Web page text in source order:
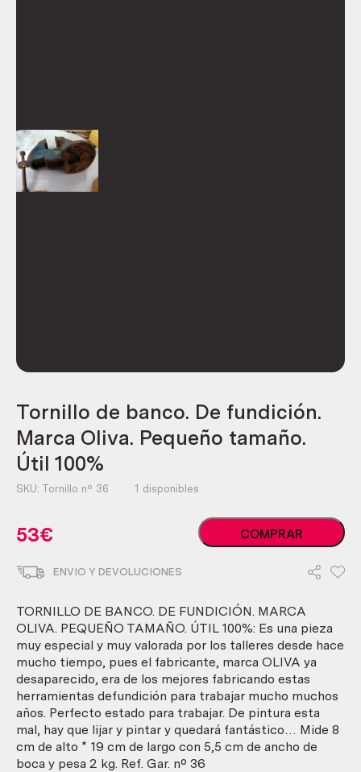
Tornillo de banco. De fundición.
Marca Oliva. Pequeño tamaño.
Útil 100%
SKU: Tornillo nº 36 1 disponibles
53€
Tornillo
de
Marca
Oliva.
Pequeño
tamaño.
Útil
100%
cantidad
COMPRAR
ENVIO Y DEVOLUCIONES
TORNILLO DE BANCO. DE FUNDICIÓN. MARCA
OLIVA. PEQUEÑO TAMAÑO. ÚTIL 100%: Es una pieza
muy especial y muy valorada por los talleres desde hace
mucho tiempo, pues el fabricante, marca OLIVA ya
desaparecido, era de los mejores fabricando estas
herramientas defundición para trabajar mucho muchos
años. Perfecto estado para trabajar. De pintura esta
mal, hay que lijar y pintar y quedará fantástico… Mide 8
cm de alto * 19 cm de largo con 5,5 cm de ancho de
boca y pesa 2 kg. Ref. Gar. nº 36